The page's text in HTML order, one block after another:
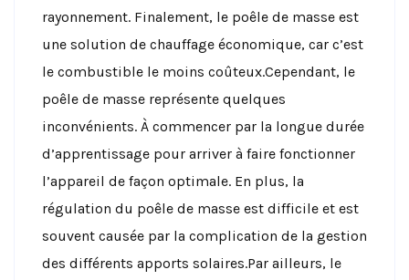
rayonnement. Finalement, le poêle de masse est
une solution de chauffage économique, car c’est
le combustible le moins coûteux.Cependant, le
poêle de masse représente quelques
inconvénients. À commencer par la longue durée
d’apprentissage pour arriver à faire fonctionner
l’appareil de façon optimale. En plus, la
régulation du poêle de masse est difficile et est
souvent causée par la complication de la gestion
des différents apports solaires.Par ailleurs, le